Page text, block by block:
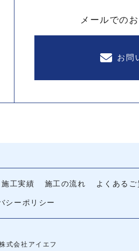
メールでの
お問
施工実績 施工の流れ よくあるご
シーポリシー
式会社アイエフ